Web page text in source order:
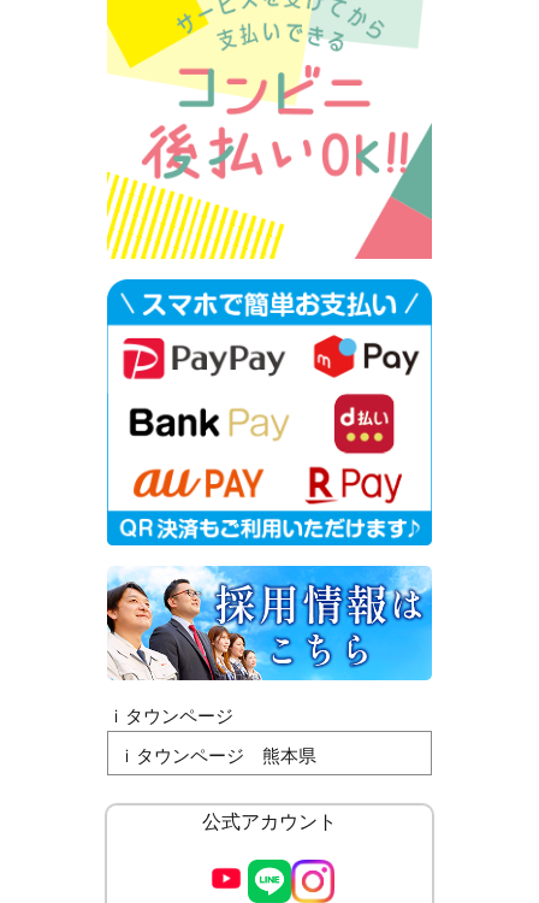
ｉタウンページ
ｉタウンページ 熊本県
公式アカウント